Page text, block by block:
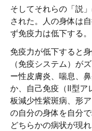
そしてそれらの「説
された。人の身体は
ず免疫力は低下する。
免疫力が低下すると
（免疫システム）が
ー性皮膚炎、喘息、
か、自己免疫（Ⅱ型ア
板減少性紫斑病、形
の自分の身体を自分
どちらかの病状が現れ